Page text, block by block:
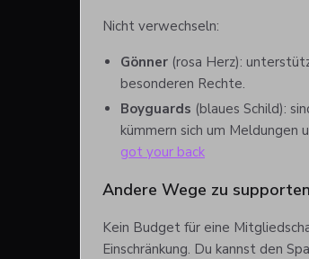
Nicht verwechseln:
Gönner (rosa Herz):
besonderen Rechte.
Boyguards (blaues Schild):
kümmern sich um Meldungen
got your back
Andere Wege zu supporten
Kein Budget für eine
Einschränkung. Du kannst den